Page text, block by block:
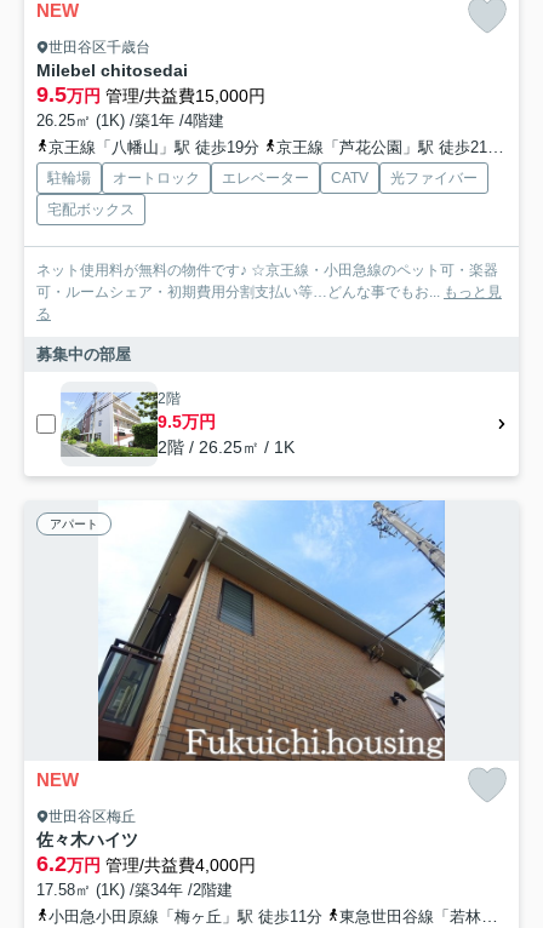
NEW
世田谷区千歳台
Milebel chitosedai
9.5万円 管理/共益費15,000円
26.25㎡ (1K) /築1年 /4階建
京王線「八幡山」駅 徒歩19分
京王線「芦花公園」駅 徒歩21分
駐輪場 オートロック エレベーター CATV
光ファイバー
宅配ボックス
ネット使用料が無料の物件です♪ ☆京王線・小田急線のペット可・楽器
可・ルームシェア・初期費用分割支払い等…どんな事でもお... もっと見
る
募集中の部屋
2階
9.5万円
2階 / 26.25㎡ / 1K
アパート
NEW
世田谷区梅丘
佐々木ハイツ
6.2万円 管理/共益費4,000円
17.58㎡ (1K) /築34年 /2階建
小田急小田原線「梅ヶ丘」駅 徒歩11分
東急世田谷線「若林」駅 徒歩8分